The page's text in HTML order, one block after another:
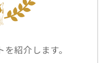
紹介します。